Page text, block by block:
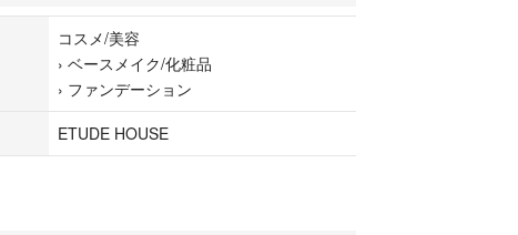
コスメ/美容
› ベースメイク/化粧品
› ファンデーション
ETUDE HOUSE